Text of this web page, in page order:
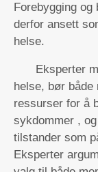
Forebygging og
derfor ansett
helse.
Eksperter
helse, bør både
ressurser for å
sykdommer ,
tilstander som
Eksperter